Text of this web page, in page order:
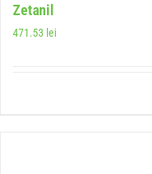
Zetanil
471.53 lei